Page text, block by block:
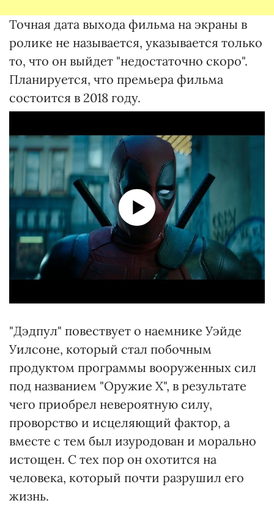
Точная дата выхода фильма на экраны в
ролике не называется, указывается только
то, что он выйдет "недостаточно скоро".
Планируется, что премьера фильма
состоится в 2018 году.
"Дэдпул" повествует о наемнике Уэйде
Уилсоне, который стал побочным
продуктом программы вооруженных сил
под названием "Оружие Х", в результате
чего приобрел невероятную силу,
проворство и исцеляющий фактор, а
вместе с тем был изуродован и морально
истощен. С тех пор он охотится на
человека, который почти разрушил его
жизнь.